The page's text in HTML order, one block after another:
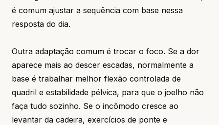
é comum ajustar a sequência com base nessa
resposta do dia.
Outra adaptação comum é trocar o foco. Se a dor
aparece mais ao descer escadas, normalmente a
base é trabalhar melhor flexão controlada de
quadril e estabilidade pélvica, para que o joelho não
faça tudo sozinho. Se o incômodo cresce ao
levantar da cadeira, exercícios de ponte e